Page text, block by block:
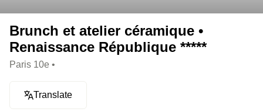
Brunch et atelier céramique •
Renaissance République *****
Paris 10e •
Translate